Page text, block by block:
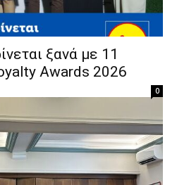
ξανά με 11
Awards 2026
0